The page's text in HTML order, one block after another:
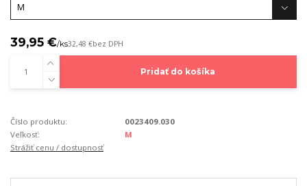
39,95 €/ks32,48 €bez DPH
Pridať do košíka
Číslo produktu:
0023409.030
Veľkosť:
M
Strážiť cenu / dostupnosť